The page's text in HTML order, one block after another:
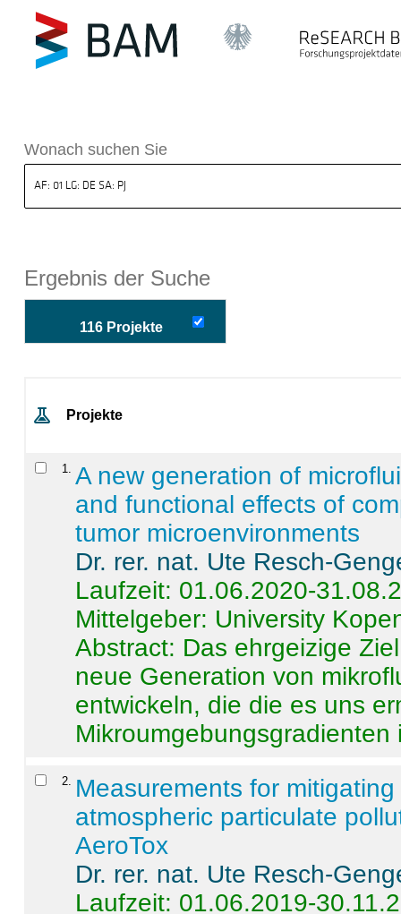
BAM
Wonach suchen Sie
Ergebnis der Suche
116 Projekte
Projekte
1
A new generation of
and functional effects of
tumor microenvironments
Dr. rer. nat. Ute Resch-
Laufzeit: 01.06.2020-
Mittelgeber: University
Abstract: Das ehrgeizige
neue Generation von
entwickeln, die die es uns
Mikroumgebungsgradienten
2
Measurements for
atmospheric particulate
AeroTox
Dr. rer. nat. Ute Resch-
Laufzeit: 01.06.2019-